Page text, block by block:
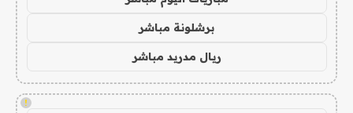
برشلونة مباشر
ريال مدريد مباشر
!